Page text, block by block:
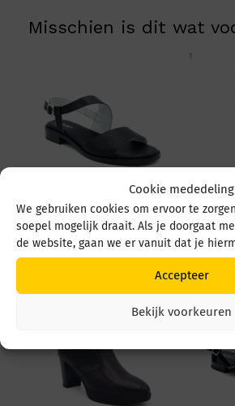
Cookie mededeling
We gebruiken cookies om ervoor te
soepel mogelijk draait. Als je doorgaat
de website, gaan we er vanuit dat je
Accepteer
Bekijk voorkeuren
Misschien is dit wat
Nero Giardini e4104
e4104 60d zwart
Nero